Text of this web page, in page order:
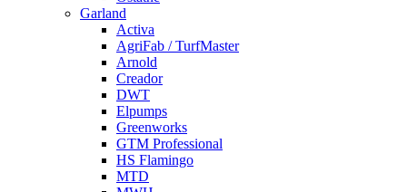
Garland
Activa
AgriFab / TurfMaster
Arnold
Creador
DWT
Elpumps
Greenworks
GTM Professional
HS Flamingo
MTD